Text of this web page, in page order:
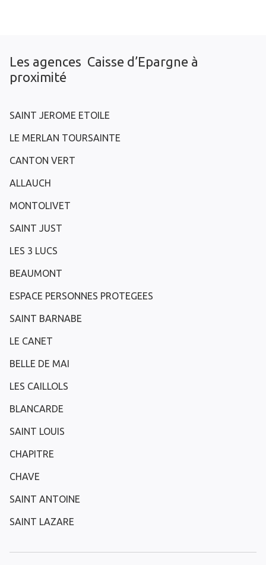
Les agences Caisse d’Epargne à
proximité
SAINT JEROME ETOILE
LE MERLAN TOURSAINTE
CANTON VERT
ALLAUCH
MONTOLIVET
SAINT JUST
LES 3 LUCS
BEAUMONT
ESPACE PERSONNES PROTEGEES
SAINT BARNABE
LE CANET
BELLE DE MAI
LES CAILLOLS
BLANCARDE
SAINT LOUIS
CHAPITRE
CHAVE
SAINT ANTOINE
SAINT LAZARE